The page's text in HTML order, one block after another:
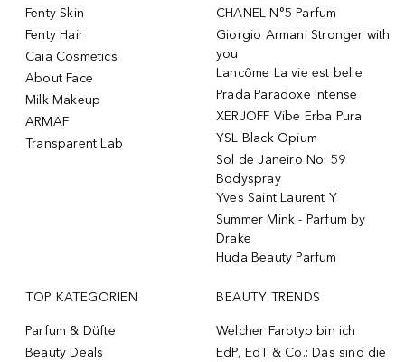
Fenty Skin
Fenty Hair
Caia Cosmetics
About Face
Milk Makeup
ARMAF
Transparent Lab
CHANEL N°5 Parfum
Giorgio Armani Stronger with
you
Lancôme La vie est belle
Prada Paradoxe Intense
XERJOFF Vibe Erba Pura
YSL Black Opium
Sol de Janeiro No. 59
Bodyspray
Yves Saint Laurent Y
Summer Mink - Parfum by
Drake
Huda Beauty Parfum
TOP KATEGORIEN
Parfum & Düfte
Beauty Deals
BEAUTY TRENDS
Welcher Farbtyp bin ich
EdP, EdT & Co.: Das sind die